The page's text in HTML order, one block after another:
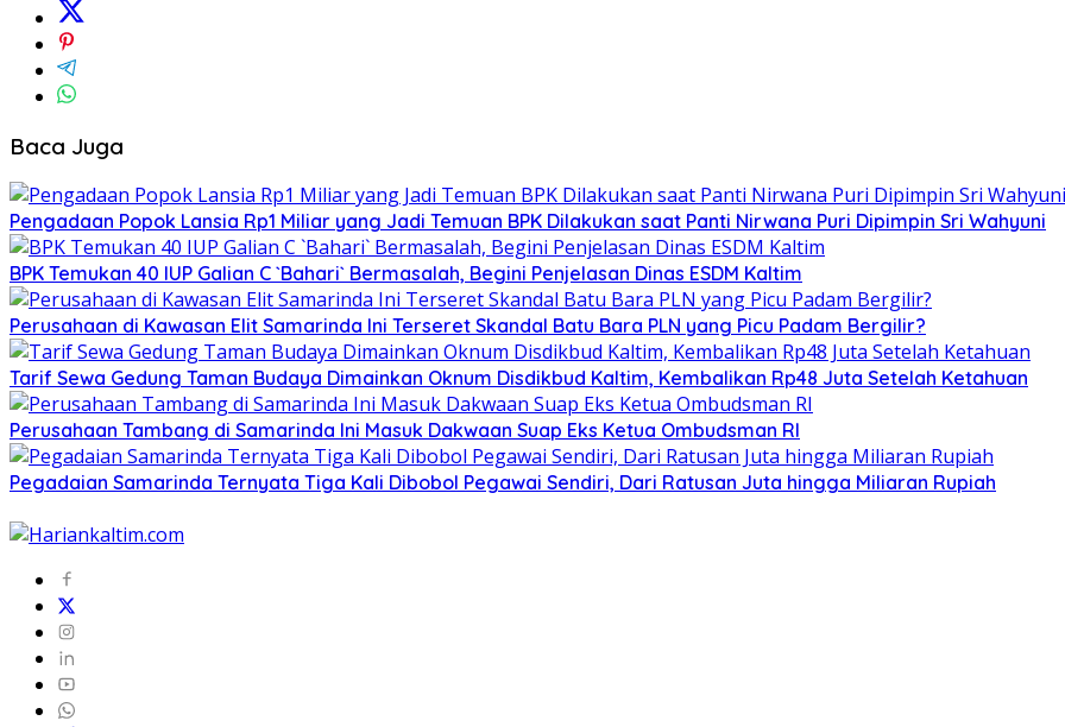
Baca Juga
Pengadaan Popok Lansia Rp1 Miliar yang Jadi Temuan BPK Dilakukan saat Panti Nirwana Puri Dipimpin Sri Wahyuni
BPK Temukan 40 IUP Galian C `Bahari` Bermasalah, Begini Penjelasan Dinas ESDM Kaltim
Perusahaan di Kawasan Elit Samarinda Ini Terseret Skandal Batu Bara PLN yang Picu Padam Bergilir?
Tarif Sewa Gedung Taman Budaya Dimainkan Oknum Disdikbud Kaltim, Kembalikan Rp48 Juta Setelah Ketahuan
Perusahaan Tambang di Samarinda Ini Masuk Dakwaan Suap Eks Ketua Ombudsman RI
Pegadaian Samarinda Ternyata Tiga Kali Dibobol Pegawai Sendiri, Dari Ratusan Juta hingga Miliaran Rupiah